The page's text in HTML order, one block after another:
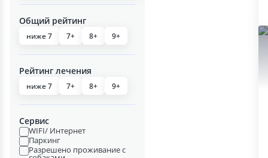
Общий рейтинг
ниже 7 7+ 8+ 9+
Рейтинг лечения
ниже 7 7+ 8+ 9+
Сервис
WIFI/ Интернет
Паркинг
Разрешено проживание с